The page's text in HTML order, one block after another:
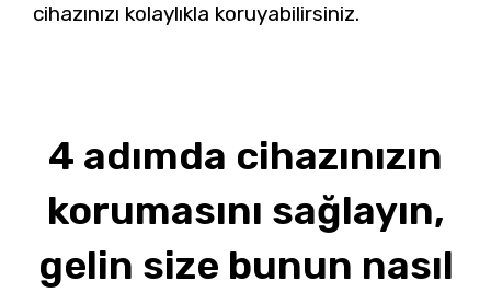
cihazınızı kolaylıkla koruyabilirsiniz.
4 adımda cihazınızın
korumasını sağlayın,
gelin size bunun nasıl